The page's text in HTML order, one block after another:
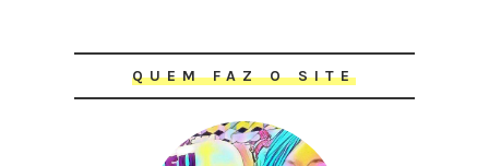
QUEM FAZ O SITE